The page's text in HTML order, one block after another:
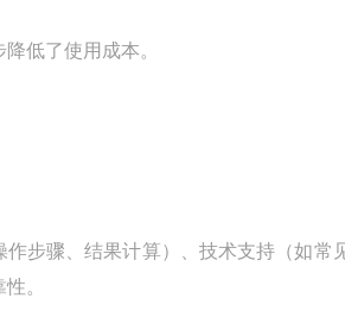
低了使用成本。
步骤、结果计算）、技术支持（如
。